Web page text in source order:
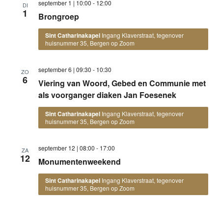
DI
1 Brongroep
september 1 | 10:00 - 12:00
Sint Catharinakapel Ingang Klaverstraat, tegenover
huisnummer 35, Bergen op Zoom
ZO
6
Viering van Woord, Gebed en Communie met
als voorganger diaken Jan Foesenek
september 6 | 09:30 - 10:30
Sint Catharinakapel Ingang Klaverstraat, tegenover
huisnummer 35, Bergen op Zoom
ZA
12 Monumentenweekend
september 12 | 08:00 - 17:00
Sint Catharinakapel Ingang Klaverstraat, tegenover
huisnummer 35, Bergen op Zoom